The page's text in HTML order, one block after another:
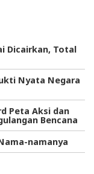
Dicairkan, Total
Nyata Negara
Peta Aksi dan
Bencana
namanya